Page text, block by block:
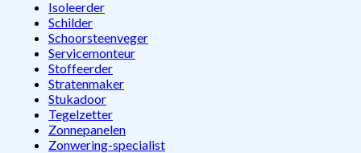
Isoleerder
Schilder
Schoorsteenveger
Servicemonteur
Stoffeerder
Stratenmaker
Stukadoor
Tegelzetter
Zonnepanelen
Zonwering-specialist